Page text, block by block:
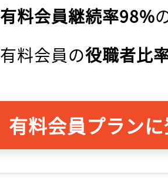
有料会員継続率98%
有料会員の役職者比
有料会員プラン